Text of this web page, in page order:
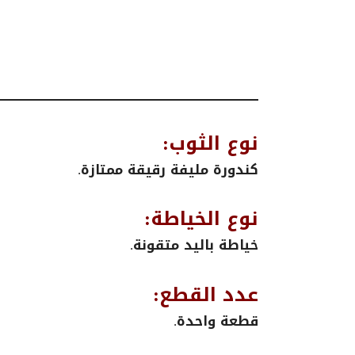
نوع الثوب:
كندورة مليفة رقيقة ممتازة.
نوع الخياطة:
خياطة باليد متقونة.
عدد القطع:
قطعة واحدة.